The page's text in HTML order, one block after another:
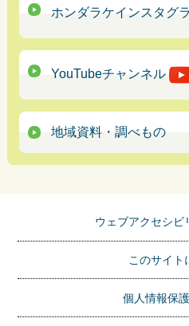
ホンダラケインスタグ
YouTubeチャンネル
地域資料・調べもの
ウェブアクセシビ
このサイト
個人情報保